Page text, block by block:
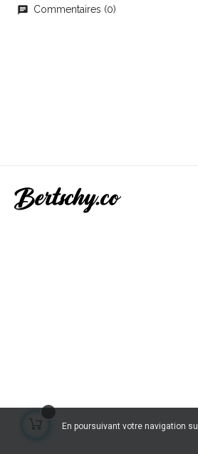
chat Commentaires (0)
En poursuivant votre navigation